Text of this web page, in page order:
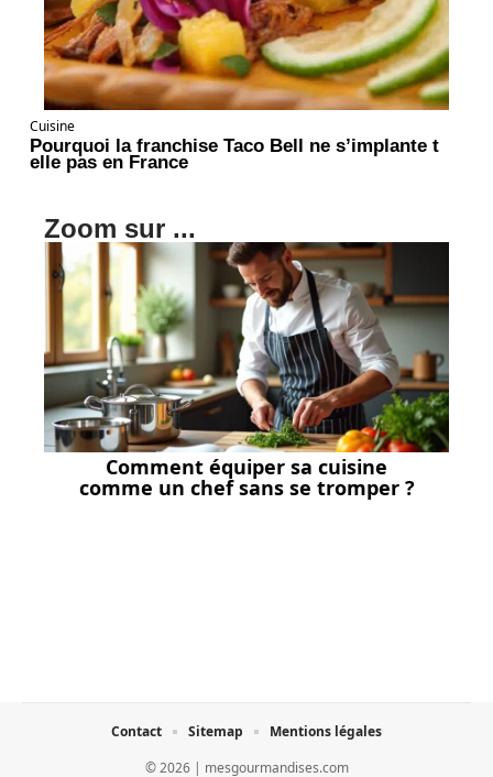
Cuisine
Pourquoi la franchise Taco Bell ne s’implante t
elle pas en France
Zoom sur ...
Comment équiper sa cuisine
comme un chef sans se tromper ?
© 2026 | mesgourmandises.com
Contact Sitemap Mentions légales